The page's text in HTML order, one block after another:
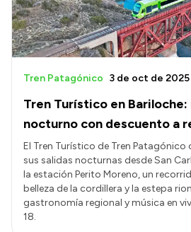
Tren Turístico en
nocturno con descuento a
Tren Patagónico 3 de oct de 2025
El Tren Turístico de Tren
sus salidas nocturnas desde San
la estación Perito Moreno, un
belleza de la cordillera y la estepa
gastronomía regional y música en
18.